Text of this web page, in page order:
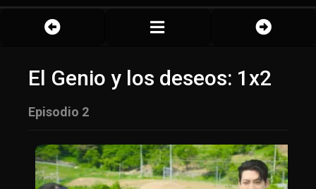
El Genio y los deseos: 1x2
Episodio 2